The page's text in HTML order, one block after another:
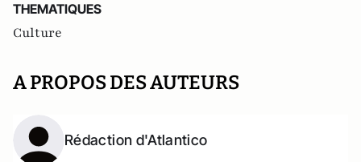
THEMATIQUES
Culture
A PROPOS DES AUTEURS
Rédaction d'Atlantico